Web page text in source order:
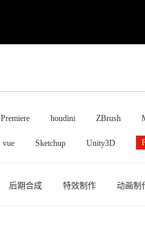
Premiere houdini ZBrush
vue Sketchup Unity3D
后期合成 特效制作 动画制